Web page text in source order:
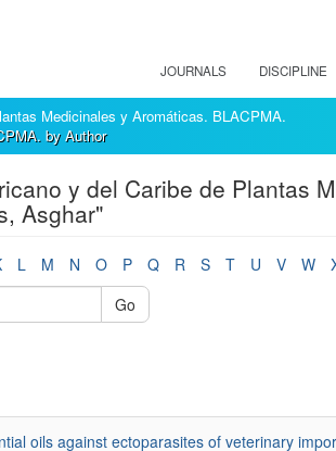
JOURNALS DISCIPLINE
Medicinales y Aromáticas. BLACPMA.
by Author
y del Caribe de Plantas
Asghar"
L M N O P Q R S T U V W
Go
oils against ectoparasites of veterinary